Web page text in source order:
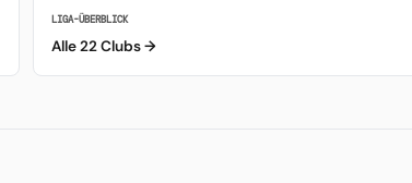
LIGA-ÜBERBLICK
Alle 22 Clubs →